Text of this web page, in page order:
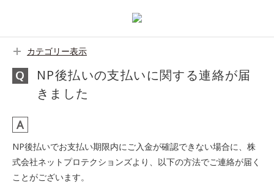
カテゴリー表示
NP後払いの支払いに関する連絡が届
きました
NP後払いでお支払い期限内にご入金が確認できない場合に、株
式会社ネットプロテクションズより、以下の方法でご連絡が届く
ことがございます。